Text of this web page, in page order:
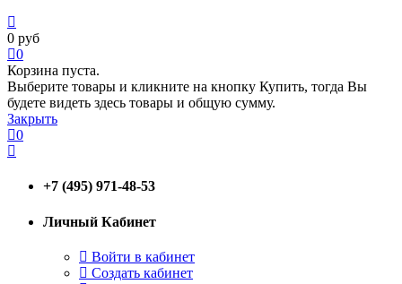
0 руб
0
Корзина пуста.
Выберите товары и кликните на кнопку Купить, тогда Вы
будете видеть здесь товары и общую сумму.
Закрыть
0
+7 (495) 971-48-53
Личный Кабинет
Войти в кабинет
Создать кабинет